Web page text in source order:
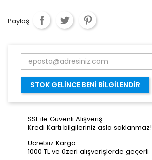
Paylaş
STOK GELINCE BENI BILGILENDIR
SSL ile Güvenli Alışveriş
Kredi Kartı bilgileriniz asla saklanmaz!
Ücretsiz Kargo
1000 TL ve üzeri alışverişlerde geçerli